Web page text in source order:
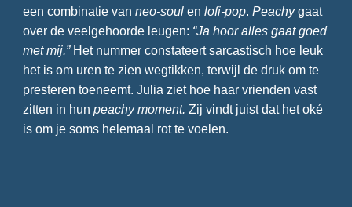
een combinatie van neo-soul en lofi-pop. Peachygaat
over de veelgehoorde leugen: “Ja hoor alles gaat goed
met mij.” Het nummer constateert sarcastisch hoe leuk
het is om uren te zien wegtikken, terwijl de druk om te
presteren toeneemt. Julia ziet hoe haar vrienden vast
zitten in hun peachy moment. Zij vindt juist dat het oké
is om je soms helemaal rot te voelen.